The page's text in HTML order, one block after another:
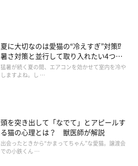
夏に大切なのは愛猫の“冷えすぎ”対策⁉
暑さ対策と並行して取り入れたい4つの
工夫
猛暑が続く夏の間、エアコンを効かせて室内を冷や
しますよね。し …
頭を突き出して「なでて」とアピールす
る猫の心理とは？ 獣医師が解説
出会ったときから“かまってちゃん”な愛猫。譲渡会
での小鉄くん …